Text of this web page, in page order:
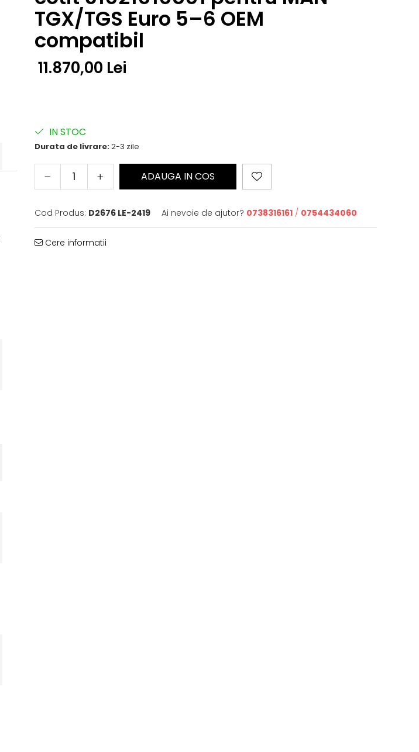
TGX/TGS Euro 5–6 OEM
compatibil
11.870,00 Lei
IN STOC
Durata de livrare:2-3 zile
ADAUGA IN COS
Cod Produs: D2676 LE-2419 Ai nevoie de ajutor? 0738316161 / 0754434060
Cere informatii